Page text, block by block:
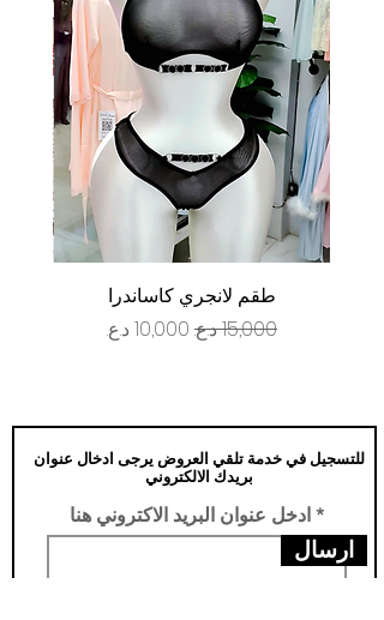
طقم لانجري كاساندرا
سعر عادي سعر البيع
للتسجيل في خدمة تلقي العروض يرجى ادخال عنوان
بريدك الالكتروني
ادخل عنوان البريد الاكتروني هنا
ارسال